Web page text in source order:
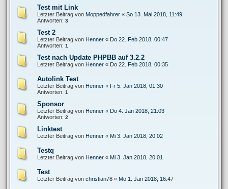
Test mit Link
Letzter Beitrag von Moppedfahrer « So 13. Mai 2018, 11:49
Antworten: 3
Test 2
Letzter Beitrag von Henner « Do 22. Feb 2018, 00:47
Antworten: 1
Test nach Update PHPBB auf 3.2.2
Letzter Beitrag von Henner « Do 22. Feb 2018, 00:35
Autolink Test
Letzter Beitrag von Henner « Fr 5. Jan 2018, 01:30
Antworten: 1
Sponsor
Letzter Beitrag von Henner « Do 4. Jan 2018, 21:03
Antworten: 2
Linktest
Letzter Beitrag von Henner « Mi 3. Jan 2018, 20:02
Testq
Letzter Beitrag von Henner « Mi 3. Jan 2018, 20:01
Test
Letzter Beitrag von christian78 « Mo 1. Jan 2018, 16:47